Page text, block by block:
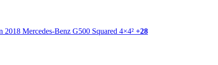
+28